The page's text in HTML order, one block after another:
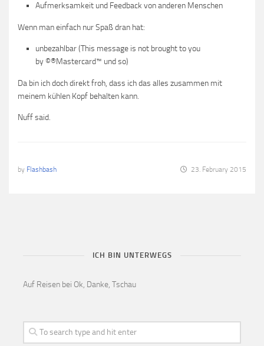
Aufmerksamkeit und Feedback von anderen Menschen
Wenn man einfach nur Spaß dran hat:
unbezahlbar (This message is not brought to you
by ©®Mastercard™ und so)
Da bin ich doch direkt froh, dass ich das alles zusammen mit
meinem kühlen Kopf behalten kann.
Nuff said.
by Flashbash 23. February 2015
ICH BIN UNTERWEGS
Auf Reisen bei Ok, Danke, Tschau